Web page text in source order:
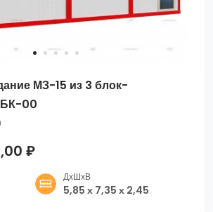
МЗ-15 из 3 блок-
БК-00
₽
ДхШхВ
5,85 х 7,35 х 2,45